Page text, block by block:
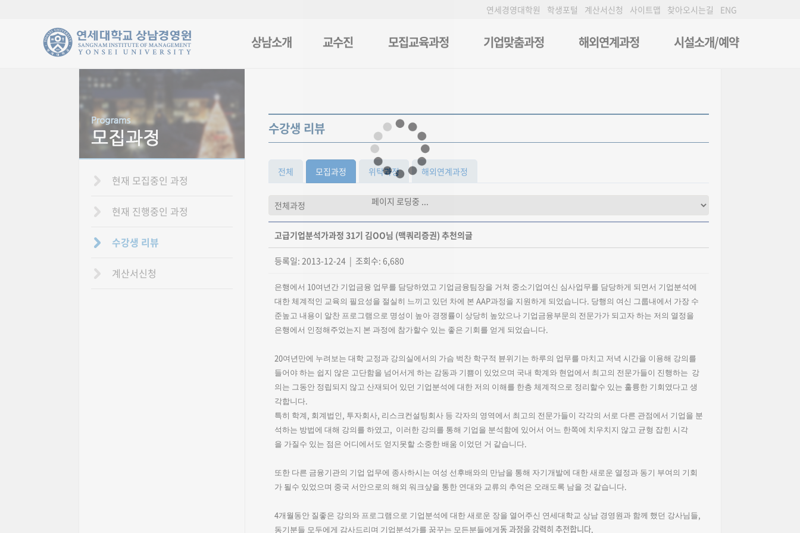
연세경영대학원 학생포털 계산서신청 사이트맵 찾아오시는길 ENG
상남소개 교수진 모집교육과정 기업맞춤과정 해외연계과정 시설소개/예약
현재 모집중인 과정
현재 진행중인 과정
수강생 리뷰
계산서신청
수강생 리뷰
전체 모집과정 위탁과정 해외연계과정
고급기업분석가과정 31기 김OO님 (맥쿼리증권) 추천의글
등록일: 2013-12-24 | 조회수: 6,680
은행에서 10여년간 기업금융 업무를 담당하였고 기업금융팀장을 거쳐 중소기업여신 심사업무를 담당하게 되면서 기업분석에
대한 체계적인 교육의 필요성을 절실히 느끼고 있던 차에 본 AAP과정을 지원하게 되었습니다. 당행의 여신 그룹내에서 가장 수
준높고 내용이 알찬 프로그램으로 명성이 높아 경쟁률이 상당히 높았으나 기업금융부문의 전문가가 되고자 하는 저의 열정을
은행에서 인정해주었는지 본 과정에 참가할수 있는 좋은 기회를 얻게 되었습니다.
20여년만에 누려보는 대학 교정과 강의실에서의 가슴 벅찬 학구적 뷴위기는 하루의 업무를 마치고 저녁 시간을 이용해 강의를
들어야 하는 쉽지 않은 고단함을 넘어서게 하는 감동과 기쁨이 있었으며 국내 학계와 현업에서 최고의 전문가들이 진행하는 강
의는 그동안 정립되지 않고 산재되어 있던 기업분석에 대한 저의 이해를 한층 체계적으로 정리할수 있는 훌륭한 기회였다고 생
각합니다.
특히 학계 , 회계법인 , 투자회사, 리스크컨설팅회사 등 각자의 영역에서 최고의 전문가들이 각각의 서로 다른 관점에서 기업을 분
석하는 방법에 대해 강의를 하였고, 이러한 강의를 통해 기업을 분석함에 있어서 어느 한쪽에 치우치지 않고 균형 잡힌 시각
을 가질수 있는 점은 어디에서도 얻지못할 소중한 배움 이었던 거 같습니다.
또한 다른 금융기관의 기업 업무에 종사하시는 여성 선후배와의 만남을 통해 자기개발에 대한 새로운 열정과 동기 부여의 기회
가 될수 있었으며 중국 서안으로의 해외 워크샾을 통한 연대와 교류의 추억은 오래도록 남을 것 같습니다.
4개월동안 질좋은 강의와 프로그램으로 기업분석에 대한 새로운 장을 열어주신 연세대학교 상남 경영원과 함께 했던 강사님들,
동기분들 모두에게 감사드리며 기업분석가를 꿈꾸는 모든분들에게동 과정을 강력히 추전합니다.
페이지 로딩중 ...